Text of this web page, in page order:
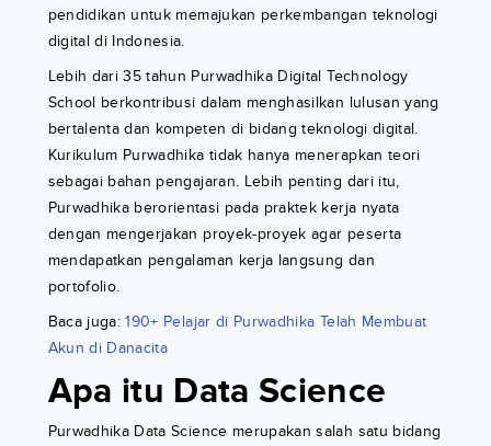
pendidikan untuk memajukan perkembangan teknologi
digital di Indonesia.
Lebih dari 35 tahun Purwadhika Digital Technology
School berkontribusi dalam menghasilkan lulusan yang
bertalenta dan kompeten di bidang teknologi digital.
Kurikulum Purwadhika tidak hanya menerapkan teori
sebagai bahan pengajaran. Lebih penting dari itu,
Purwadhika berorientasi pada praktek kerja nyata
dengan mengerjakan proyek-proyek agar peserta
mendapatkan pengalaman kerja langsung dan
portofolio.
Baca juga:190+ Pelajar di Purwadhika Telah Membuat
Akun di Danacita
Apa itu Data Science
Purwadhika Data Science merupakan salah satu bidang